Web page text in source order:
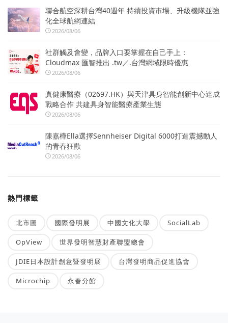
聯合航空深耕台灣40週年 持續投資市場、升級機隊並強
化全球航網連結
2026/08/06
社群觸及會變，品牌入口要掌握在自己手上：
Cloudmax 匯智推出 .tw／.台灣網域限時優惠
2026/08/06
真健康醫療（02697.HK）與天津具身智能創新中心達成
戰略合作 共建具身智能醫療產業生態
2026/08/06
陳嘉樺Ella選擇Sennheiser Digital 6000打造震撼動人
的青春狂歡
2026/08/06
熱門標籤
北市圖 國際發明展 中國文化大學 SocialLab
OpView 世界發明智慧財產聯盟總會
JDIE日本設計創意暨發明展 台灣發明商品促進協會
Microchip 永春分館